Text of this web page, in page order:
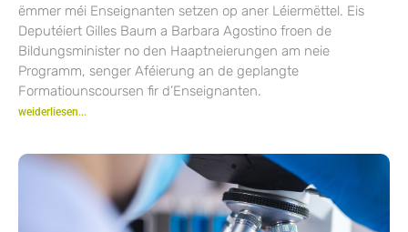
ëmmer méi Enseignanten setzen op aner Léiermëttel. Eis
Deputéiert Gilles Baum a Barbara Agostino froen de
Bildungsminister no den Haaptneierungen am neie
Programm, senger Aféierung an de geplangte
Formatiounscoursen fir d’Enseignanten.
weiderliesen...